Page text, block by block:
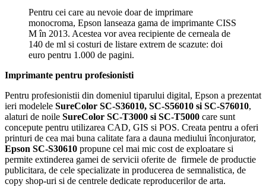
Pentru cei care au nevoie doar de imprimare
monocroma, Epson lanseaza gama de imprimante CISS
M în 2013. Acestea vor avea recipiente de cerneala de
140 de ml si costuri de listare extrem de scazute: doi
euro pentru 1.000 de pagini.
Imprimante pentru profesionisti
Pentru profesionistii din domeniul tiparului digital, Epson a prezentat
ieri modelele SureColor SC-S36010, SC-S56010 si SC-S76010,
alaturi de noile SureColor SC-T3000 si SC-T5000 care sunt
concepute pentru utilizarea CAD, GIS si POS. Creata pentru a oferi
printuri de cea mai buna calitate fara a dauna mediului înconjurator,
Epson SC-S30610 propune cel mai mic cost de exploatare si
permite extinderea gamei de servicii oferite de firmele de productie
publicitara, de cele specializate in producerea de semnalistica, de
copy shop-uri si de centrele dedicate reproducerilor de arta.